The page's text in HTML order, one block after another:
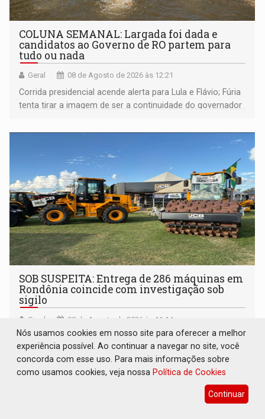
COLUNA SEMANAL: Largada foi dada e
candidatos ao Governo de RO partem para
tudo ou nada
Geral 08 de Agosto de 2026 às 12:21
Corrida presidencial acende alerta para Lula e Flávio; Fúria
tenta tirar a imagem de ser a continuidade do governador
não ter entrado no modo eleição; ABAV faz evento em
SOB SUSPEITA: Entrega de 286 máquinas em
Rondônia coincide com investigação sob
sigilo
Geral 08 de Agosto de 2026 às 11:14
Maquinário foi comprado com emendas parlamentares e
foram entregues na Rondônia Rural Show
Nós usamos cookies em nosso site para oferecer a melhor
experiência possível. Ao continuar a navegar no site, você
concorda com esse uso. Para mais informações sobre
como usamos cookies, veja nossa Política de Cookies
Continuar